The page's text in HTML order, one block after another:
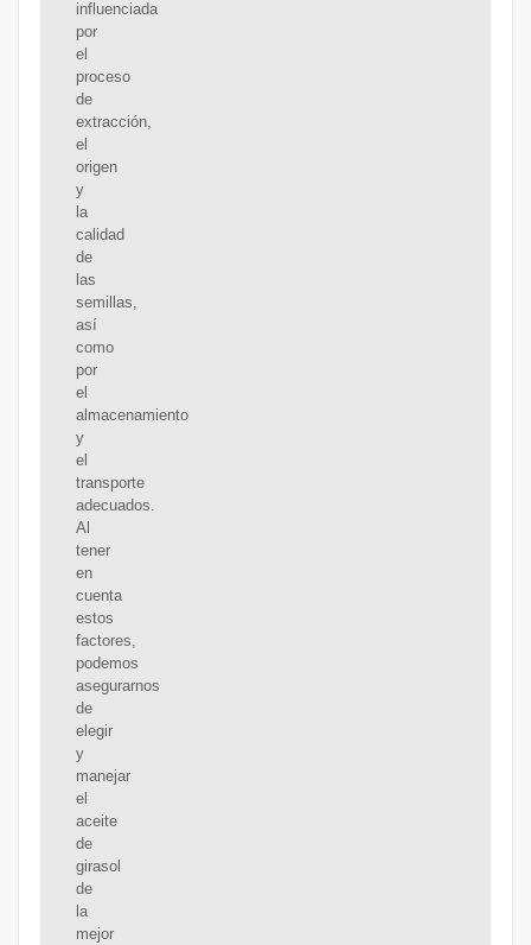
influenciada
por
el
proceso
de
extracción,
el
origen
y
la
calidad
de
las
semillas,
así
como
por
el
almacenamiento
y
el
transporte
adecuados.
Al
tener
en
cuenta
estos
factores,
podemos
asegurarnos
de
elegir
y
manejar
el
aceite
de
girasol
de
la
mejor